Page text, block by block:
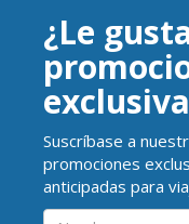
¿Le
Suscríbase a
promociones
anticipadas para